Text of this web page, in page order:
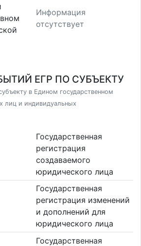
Информация
отсутствует
ЕГР ПО СУБЪЕКТУ
в Едином государственном
лиц и индивидуальных
Государственная
регистрация
создаваемого
юридического лица
Государственная
регистрация изменений
и дополнений для
юридического лица
Государственная